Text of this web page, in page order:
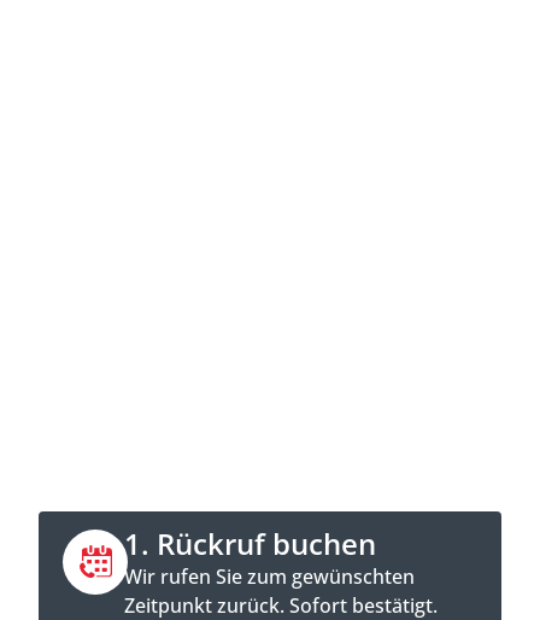
1. Rückruf buchen
Wir rufen Sie zum gewünschten
Zeitpunkt zurück. Sofort bestätigt.